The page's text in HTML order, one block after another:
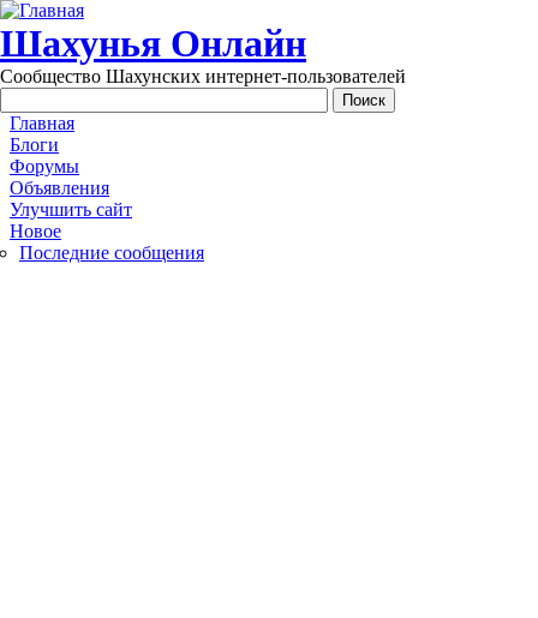
Перейти к основному содержанию
Шахунья Онлайн
Сообщество Шахунских интернет-пользователей
Main menu
Главная
Блоги
Форумы
Объявления
Улучшить сайт
Новое
Последние сообщения